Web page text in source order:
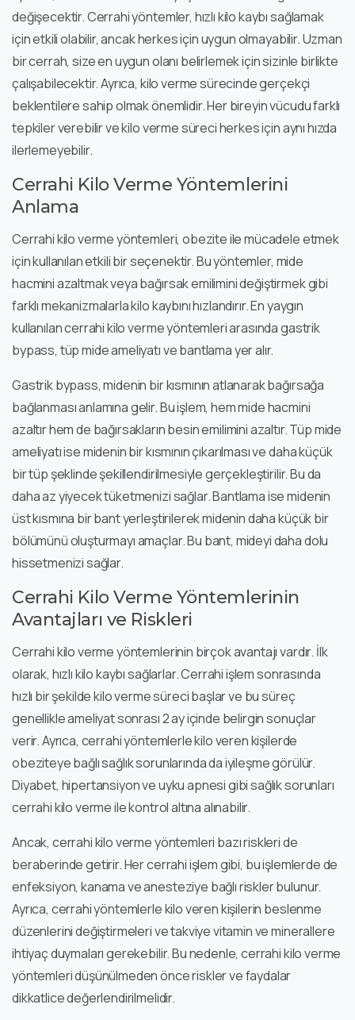
değişecektir. Cerrahi yöntemler, hızlı kilo kaybı sağlamak
için etkili olabilir, ancak herkes için uygun olmayabilir. Uzman
bir cerrah, size en uygun olanı belirlemek için sizinle birlikte
çalışabilecektir. Ayrıca, kilo verme sürecinde gerçekçi
beklentilere sahip olmak önemlidir. Her bireyin vücudu farklı
tepkiler verebilir ve kilo verme süreci herkes için aynı hızda
ilerlemeyebilir.
Cerrahi Kilo Verme Yöntemlerini
Anlama
Cerrahi kilo verme yöntemleri, obezite ile mücadele etmek
için kullanılan etkili bir seçenektir. Bu yöntemler, mide
hacmini azaltmak veya bağırsak emilimini değiştirmek gibi
farklı mekanizmalarla kilo kaybını hızlandırır. En yaygın
kullanılan cerrahi kilo verme yöntemleri arasında gastrik
bypass, tüp mide ameliyatı ve bantlama yer alır.
Gastrik bypass, midenin bir kısmının atlanarak bağırsağa
bağlanması anlamına gelir. Bu işlem, hem mide hacmini
azaltır hem de bağırsakların besin emilimini azaltır. Tüp mide
ameliyatı ise midenin bir kısmının çıkarılması ve daha küçük
bir tüp şeklinde şekillendirilmesiyle gerçekleştirilir. Bu da
daha az yiyecek tüketmenizi sağlar. Bantlama ise midenin
üst kısmına bir bant yerleştirilerek midenin daha küçük bir
bölümünü oluşturmayı amaçlar. Bu bant, mideyi daha dolu
hissetmenizi sağlar.
Cerrahi Kilo Verme Yöntemlerinin
Avantajları ve Riskleri
Cerrahi kilo verme yöntemlerinin birçok avantajı vardır. İlk
olarak, hızlı kilo kaybı sağlarlar. Cerrahi işlem sonrasında
hızlı bir şekilde kilo verme süreci başlar ve bu süreç
genellikle ameliyat sonrası 2 ay içinde belirgin sonuçlar
verir. Ayrıca, cerrahi yöntemlerle kilo veren kişilerde
obeziteye bağlı sağlık sorunlarında da iyileşme görülür.
Diyabet, hipertansiyon ve uyku apnesi gibi sağlık sorunları
cerrahi kilo verme ile kontrol altına alınabilir.
Ancak, cerrahi kilo verme yöntemleri bazı riskleri de
beraberinde getirir. Her cerrahi işlem gibi, bu işlemlerde de
enfeksiyon, kanama ve anesteziye bağlı riskler bulunur.
Ayrıca, cerrahi yöntemlerle kilo veren kişilerin beslenme
düzenlerini değiştirmeleri ve takviye vitamin ve minerallere
ihtiyaç duymaları gerekebilir. Bu nedenle, cerrahi kilo verme
yöntemleri düşünülmeden önce riskler ve faydalar
dikkatlice değerlendirilmelidir.